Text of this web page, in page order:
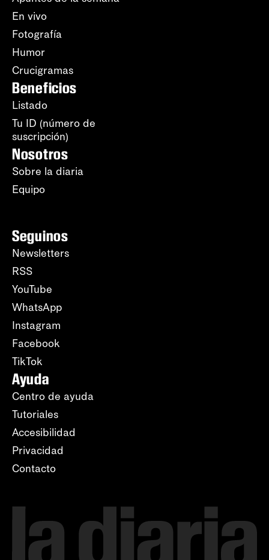
En vivo
Fotografía
Humor
Crucigramas
Beneficios
Listado
Tu ID (número de
suscripción)
Nosotros
Sobre la diaria
Equipo
Seguinos
Newsletters
RSS
YouTube
WhatsApp
Instagram
Facebook
TikTok
Ayuda
Centro de ayuda
Tutoriales
Accesibilidad
Privacidad
Contacto